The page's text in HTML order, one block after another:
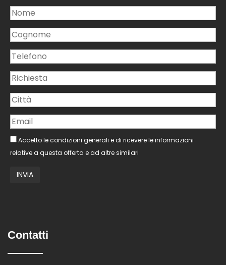
Accetto le condizioni generali e di ricevere le informazioni
relative a questa offerta e ad altre similari
Contatti